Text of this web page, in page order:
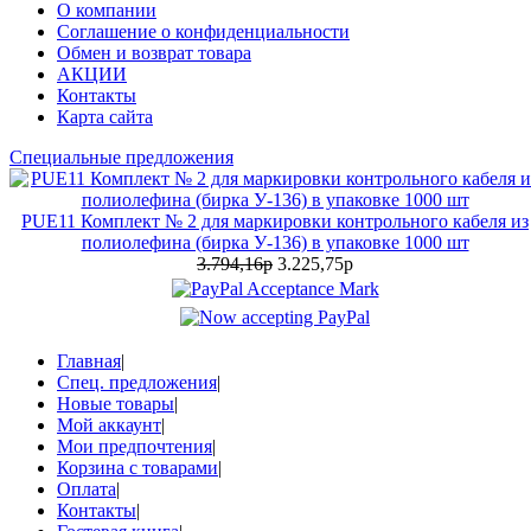
О компании
Соглашение о конфиденциальности
Обмен и возврат товара
АКЦИИ
Контакты
Карта сайта
Специальные предложения
PUE11 Комплект № 2 для маркировки контрольного кабеля из
полиолефина (бирка У-136) в упаковке 1000 шт
3.794,16р 3.225,75р
Главная|
Спец. предложения|
Новые товары|
Мой аккаунт|
Мои предпочтения|
Корзина с товарами|
Оплата|
Контакты|